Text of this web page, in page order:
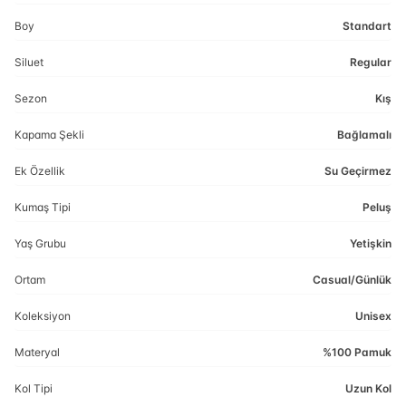
Boy Standart
Siluet Regular
Sezon Kış
Kapama Şekli Bağlamalı
Ek Özellik Su Geçirmez
Kumaş Tipi Peluş
Yaş Grubu Yetişkin
Ortam Casual/Günlük
Koleksiyon Unisex
Materyal %100 Pamuk
Kol Tipi Uzun Kol